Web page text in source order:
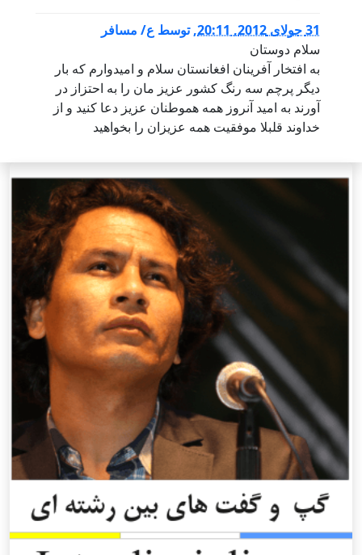
31 جولای 2012, 20:11 ,توسط ع/ مسافر
سلام دوستان
به افتخار آفرینان افغانستان سلام و امیدوارم که بار
دیگر پرچم سه رنگ کشور عزیز مان را به احتزاز در
آورند به امید آنروز همه هموطنان عزیز دعا کنید و از
خداوند قلبلا موفقیت همه عزیزان را بخواهید